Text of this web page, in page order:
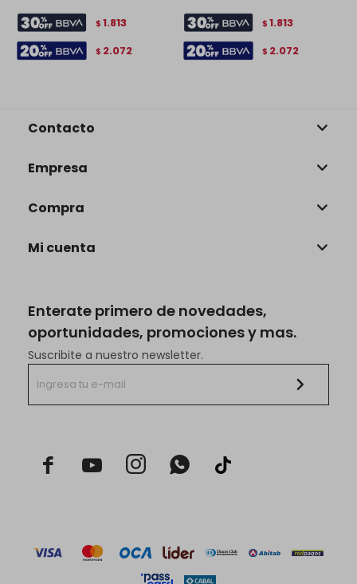
$ 1.813
$ 2.072
$ 1.813
$ 2.072
Enterate primero de novedades,
oportunidades, promociones y mas.
Suscribite a nuestro newsletter.
  
Contacto
Empresa
Compra
Mi cuenta